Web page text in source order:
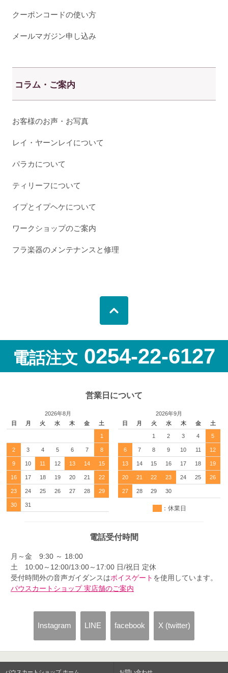
クーポンコードの使い方
メールマガジン申し込み
コラム・ご案内
お客様のお声・お写真
レイ・ヤーンレイについて
パラカについて
ティリーフについて
イプとイプヘケについて
ワークショップのご案内
フラ楽器のメンテナンスと修理
電話注文 0254-22-6127
営業日について
2026年8月
日
月 火 水 木 金 土
1
2 3 4 5 6 7 8
9 10 11 12 13 14 15
16 17 18 19 20 21 22
23 24 25 26 27 28 29
30 31
2026年9月
日
月 火 水 木 金 土
1 2 3 4 5
6 7 8 9 10 11 12
13 14 15 16 17 18 19
20 21 22 23 24 25 26
27 28 29 30
：休業日
電話受付時間
月～金 9:30 ～ 18:00
土 10:00～12:00/13:00～17:00 日/祝日 定休
受付時間外の音声ガイダンスはボイスゲート を使用しています。
パウスカートショップ 実店舗のご案内
Instagram LINE facebook X (twitter)
パウスカートショップ ホーム お問い合わせ